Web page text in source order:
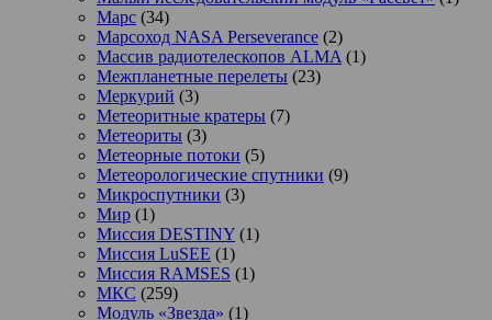
Марс (34)
Марсоход NASA Perseverance (2)
Массив радиотелескопов ALMA (1)
Межпланетные перелеты (23)
Меркурий (3)
Метеоритные кратеры (7)
Метеориты (3)
Метеорные потоки (5)
Метеорологические спутники (9)
Микроспутники (3)
Мир (1)
Миссия DESTINY (1)
Миссия LuSEE (1)
Миссия RAMSES (1)
МКС (259)
Модуль «Звезда» (1)